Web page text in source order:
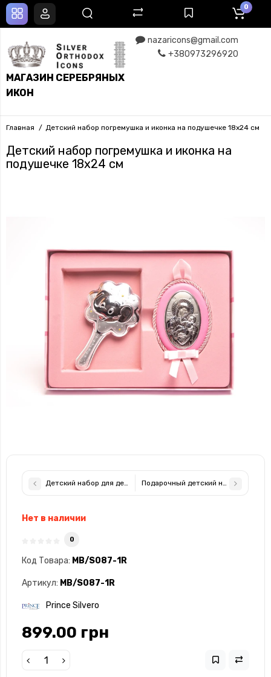
МАГАЗИН СЕРЕБРЯНЫХ
ИКОН
nazaricons@gmail.com
+380973296920
0
Главная Детский набор погремушка и иконка на подушечке 18х24 см
Детский набор погремушка и иконка на
подушечке 18х24 см
Детский набор для детей 18х24см silver 925 Princelino
Подарочный детский набор
Нет в наличии
0
Код Товара: MB/S087-1R
Артикул: MB/S087-1R
Prince Silvero
899.00 грн